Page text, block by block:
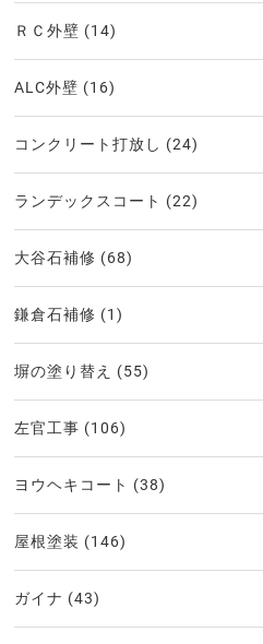
ＲＣ外壁 (14)
ALC外壁 (16)
コンクリート打放し (24)
ランデックスコート (22)
大谷石補修 (68)
鎌倉石補修 (1)
塀の塗り替え (55)
左官工事 (106)
ヨウヘキコート (38)
屋根塗装 (146)
ガイナ (43)